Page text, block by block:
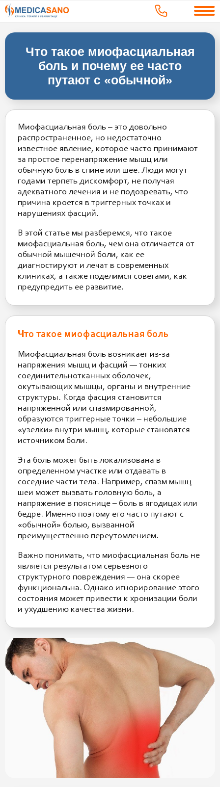
Что такое миофасциальная
боль и почему ее часто
путают с «обычной»
Миофасциальная боль – это довольно
распространенное, но недостаточно
известное явление, которое часто принимают
за простое перенапряжение мышц или
обычную боль в спине или шее. Люди могут
годами терпеть дискомфорт, не получая
адекватного лечения и не подозревать, что
причина кроется в триггерных точках и
нарушениях фасций.
В этой статье мы разберемся, что такое
миофасциальная боль, чем она отличается от
обычной мышечной боли, как ее
диагностируют и лечат в современных
клиниках, а также поделимся советами, как
предупредить ее развитие.
Что такое миофасциальная боль
Миофасциальная боль возникает из-за
напряжения мышц и фасций — тонких
соединительнотканных оболочек,
окутывающих мышцы, органы и внутренние
структуры. Когда фасция становится
напряженной или спазмированной,
образуются триггерные точки – небольшие
«узелки» внутри мышц, которые становятся
источником боли.
Эта боль может быть локализована в
определенном участке или отдавать в
соседние части тела. Например, спазм мышц
шеи может вызвать головную боль, а
напряжение в пояснице – боль в ягодицах или
бедре. Именно поэтому его часто путают с
«обычной» болью, вызванной
преимущественно переутомлением.
Важно понимать, что миофасциальная боль не
является результатом серьезного
структурного повреждения — она скорее
функциональна. Однако игнорирование этого
состояния может привести к хронизации боли
и ухудшению качества жизни.